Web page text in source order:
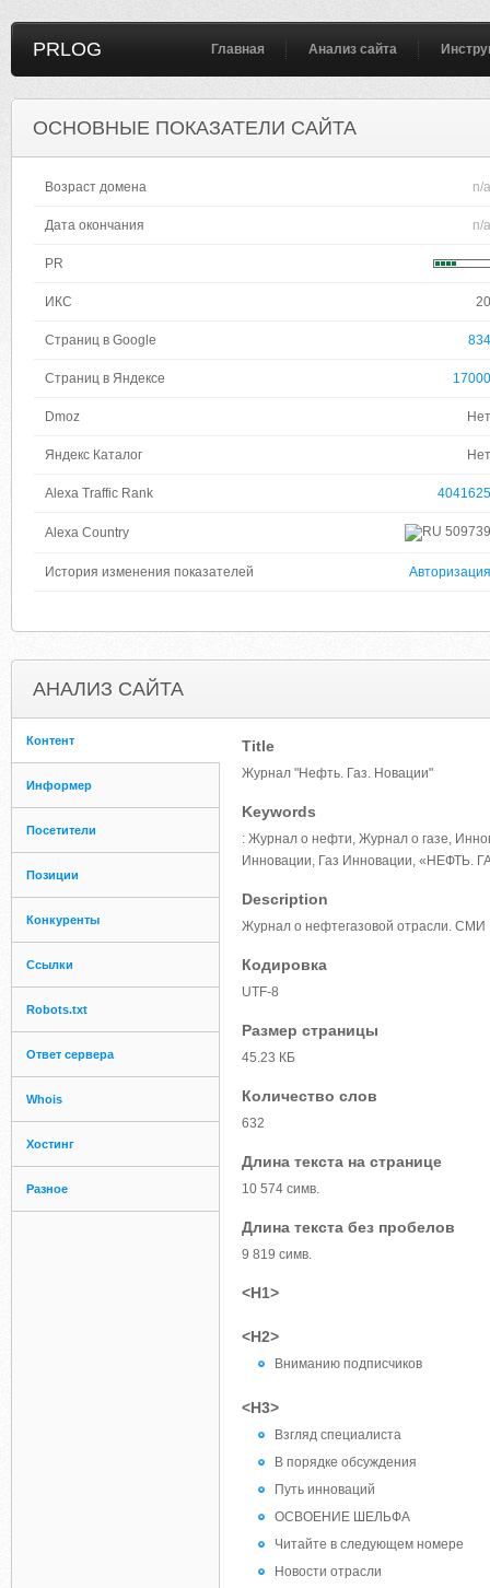
PRLOG Главная Анализ сайта
ОСНОВНЫЕ ПОКАЗАТЕЛИ САЙТА
Возраст домена n/a
Дата окончания n/a
PR
ИКС 20
Страниц в Google 834
Страниц в Яндексе 17000
Dmoz Нет
Яндекс Каталог Нет
Alexa Traffic Rank 4041625
Alexa Country 509739
История изменения показателей Авторизация
АНАЛИЗ САЙТА
Контент
Информер
Посетители
Позиции
Конкуренты
Ссылки
Robots.txt
Ответ сервера
Whois
Хостинг
Разное
Title
Журнал "Нефть. Газ. Новации"
Keywords
: Журнал о нефти, Журнал о газе,
Инновации, Газ Инновации, «НЕФТЬ.
Description
Журнал о нефтегазовой отрасли.
Кодировка
UTF-8
Размер страницы
45.23 КБ
Количество слов
632
Длина текста на странице
10 574 симв.
Длина текста без пробелов
9 819 симв.
<H1>
<H2>
Вниманию подписчиков
<H3>
Взгляд специалиста
В порядке обсуждения
Путь инноваций
ОСВОЕНИЕ ШЕЛЬФА
Читайте в следующем номере
Новости отрасли